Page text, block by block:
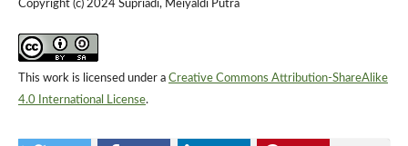
Copyright (c) 2024 Supriadi, Meiyaldi Putra
This work is licensed under a Creative Commons Attribution-ShareAlike
4.0 International License.